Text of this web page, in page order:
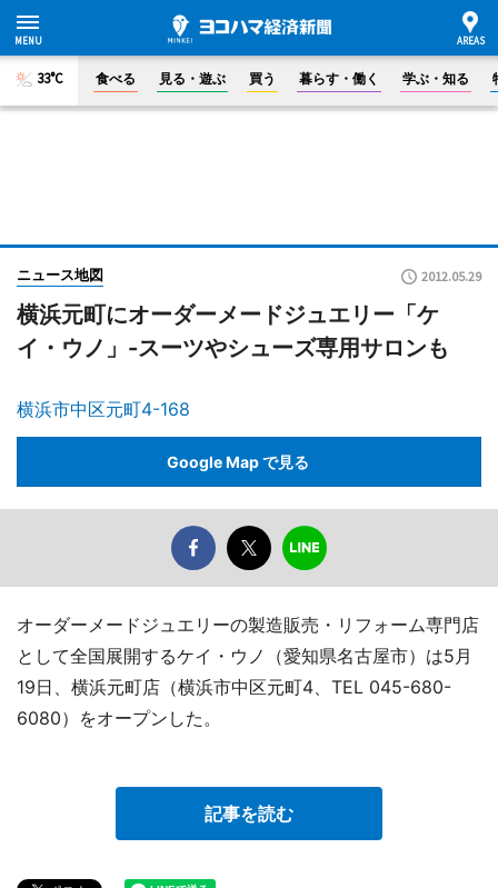
33°C 食べる 見る・遊ぶ 買う 暮らす・働く 学ぶ・知る
ニュース地図 2012.05.29
横浜元町にオーダーメードジュエリー「ケ
イ・ウノ」-スーツやシューズ専用サロンも
横浜市中区元町4-168
Google Map で見る
オーダーメードジュエリーの製造販売・リフォーム専門店
として全国展開するケイ・ウノ（愛知県名古屋市）は5月
19日、横浜元町店（横浜市中区元町4、TEL 045-680-
6080）をオープンした。
記事を読む